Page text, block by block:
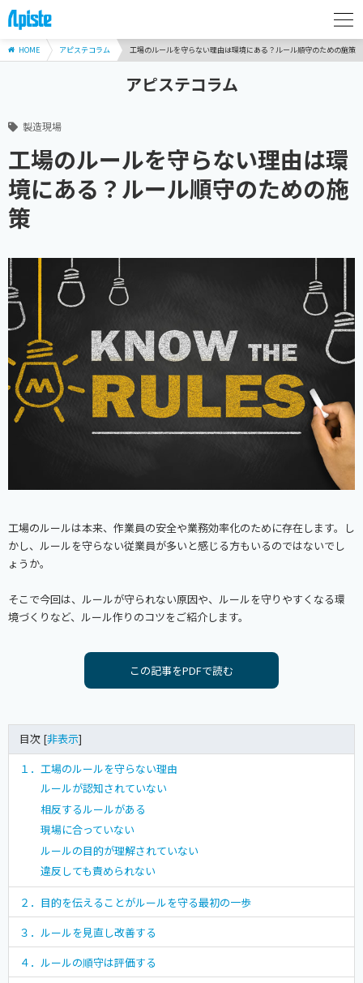
HOME アピステコラム 工場のルールを守らない理由は環境にある？ルール順守のための施策
アピステコラム
製造現場
工場のルールを守らない理由は環
境にある？ルール順守のための施
策
工場のルールは本来、作業員の安全や業務効率化のために存在します。し
かし、ルールを守らない従業員が多いと感じる方もいるのではないでし
ょうか。
そこで今回は、ルールが守られない原因や、ルールを守りやすくなる環
境づくりなど、ルール作りのコツをご紹介します。
この記事をPDFで読む
目次 [非表示]
１．工場のルールを守らない理由
ルールが認知されていない
相反するルールがある
現場に合っていない
ルールの目的が理解されていない
違反しても責められない
２．目的を伝えることがルールを守る最初の一歩
３．ルールを見直し改善する
４．ルールの順守は評価する